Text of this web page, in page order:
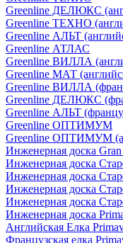
Greenline ДЕЛЮКС
Greenline ТЕХНО
Greenline АЛЬТ
Greenline АТЛАС
Greenline ВИЛЛА
Greenline МАТ
Greenline ВИЛЛА
Greenline ДЕЛЮКС
Greenline АЛЬТ
Greenline ОПТИМУМ
Greenline ОПТИМУМ
Инженерная доска Gran
Инженерная доска
Инженерная доска
Инженерная доска
Инженерная доска
Инженерная доска
Английская Елка
Французская елка